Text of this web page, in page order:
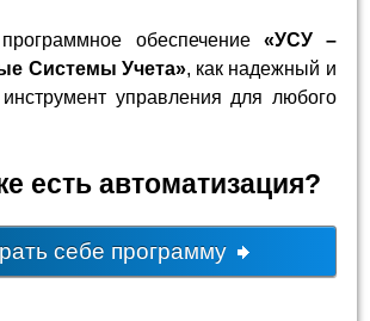
обеспечение «УСУ –
Системы Учета», как надежный и
управления для любого
есть автоматизация?
себе программу